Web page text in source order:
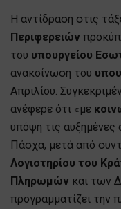
Η αντίδραση στις
Περιφερειών
του υπουργείου
ανακοίνωση του
Απριλίου.
ανέφερε ότι «με
υπόψη τις
Πάσχα, μετά από
Λογιστηρίου του
Πληρωμών και των
προγραμματίζει την